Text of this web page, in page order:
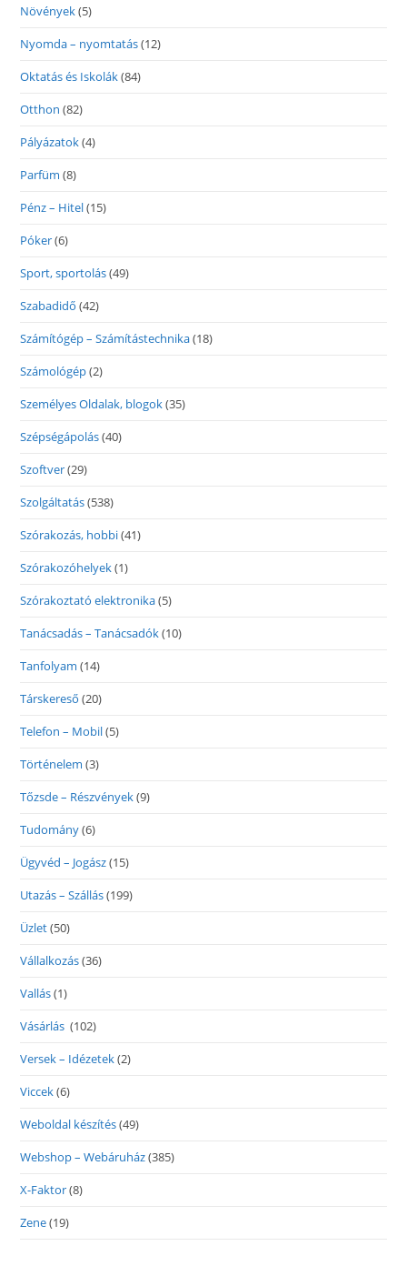
Növények(5)
Nyomda – nyomtatás(12)
Oktatás és Iskolák(84)
Otthon (82)
Pályázatok(4)
Parfüm (8)
Pénz – Hitel(15)
Póker(6)
Sport, sportolás(49)
Szabadidő (42)
Számítógép – Számítástechnika(18)
Számológép(2)
Személyes Oldalak, blogok(35)
Szépségápolás(40)
Szoftver(29)
Szolgáltatás(538)
Szórakozás, hobbi(41)
Szórakozóhelyek(1)
Szórakoztató elektronika(5)
Tanácsadás – Tanácsadók(10)
Tanfolyam (14)
Társkereső (20)
Telefon – Mobil(5)
Történelem (3)
Tőzsde – Részvények(9)
Tudomány(6)
Ügyvéd – Jogász(15)
Utazás – Szállás(199)
Üzlet(50)
Vállalkozás(36)
Vallás(1)
Vásárlás (102)
Versek – Idézetek(2)
Viccek(6)
Weboldal készítés(49)
Webshop – Webáruház(385)
X-Faktor(8)
Zene(19)